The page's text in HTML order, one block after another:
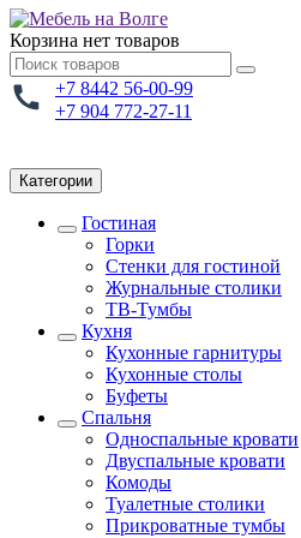
Корзина нет товаров
+7 8442 56-00-99
+7 904 772-27-11
Категории
Гостиная
Горки
Стенки для гостиной
Журнальные столики
TВ-Тумбы
Кухня
Кухонные гарнитуры
Кухонные столы
Буфеты
Спальня
Односпальные кровати
Двуспальные кровати
Комоды
Туалетные столики
Прикроватные тумбы